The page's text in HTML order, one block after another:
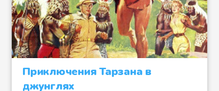
Приключения Тарзана в
джунглях